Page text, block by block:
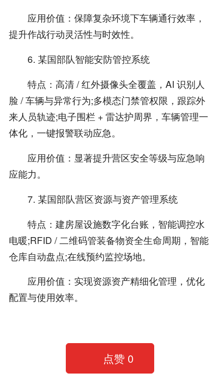
应用价值：保障复杂环境下车辆通行效率，
提升作战行动灵活性与时效性。
6. 某国部队智能安防管控系统
特点：高清 / 红外摄像头全覆盖，AI 识别人
脸 / 车辆与异常行为;多模态门禁管权限，跟踪外
来人员轨迹;电子围栏 + 雷达护周界，车辆管理一
体化，一键报警联动应急。
应用价值：显著提升营区安全等级与应急响
应能力。
7. 某国部队营区资源与资产管理系统
特点：建房屋设施数字化台账，智能调控水
电暖;RFID / 二维码管装备物资全生命周期，智能
仓库自动盘点;在线预约监控场地。
应用价值：实现资源资产精细化管理，优化
配置与使用效率。
点赞 0